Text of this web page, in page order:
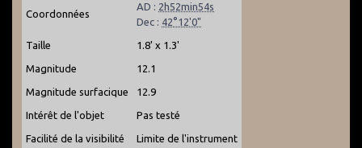
Coordonnées
AD : 2h52min54s
Dec : 42°12'0"
Taille 1.8' x 1.3'
Magnitude 12.1
Magnitude surfacique 12.9
Intérêt de l'objet Pas testé
Facilité de la visibilité Limite de l'instrument